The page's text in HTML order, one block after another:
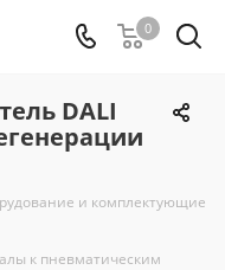
0
DALI
и комплектующие
к пневматическим